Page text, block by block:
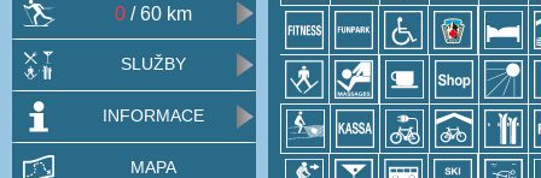
0 / 60 km
SLUŽBY
INFORMACE
MAPA